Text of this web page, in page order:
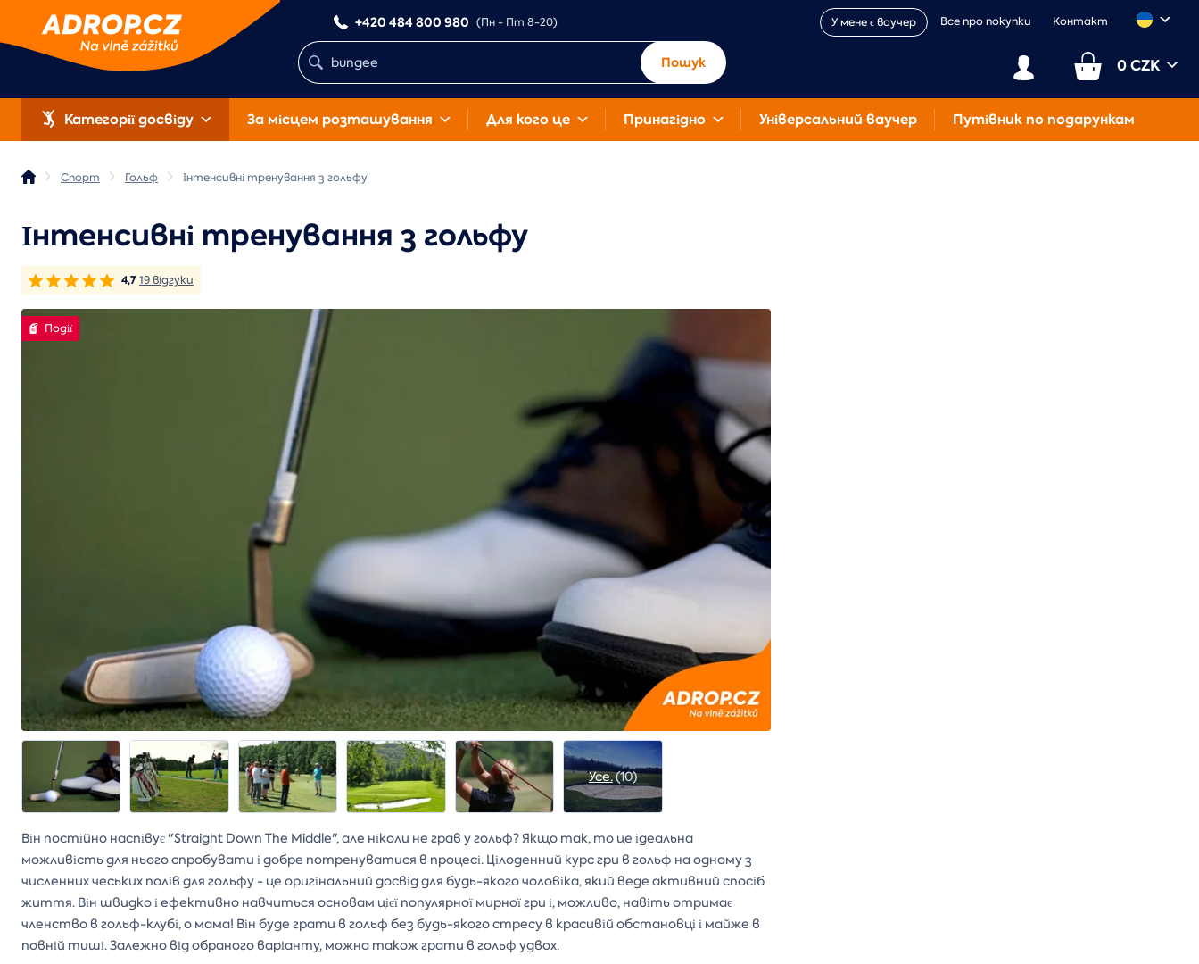
+420 484 800 980 (Пн - Пт 8-20) У мене є ваучер Все про покупки Контакт
Пошук 0 CZK
Категорії досвіду За місцем розташування Для кого це Принагідно Універсальний ваучер Путівник по подарункам
Спорт Гольф Інтенсивні тренування з гольфу
Інтенсивні тренування з гольфу
4,7 19 відгуки
Події
Усе.(10)
Він постійно наспівує "Straight Down The Middle", але ніколи не грав у гольф? Якщо так, то це ідеальна
можливість для нього спробувати і добре потренуватися в процесі. Цілоденний курс гри в гольф на одному з
численних чеських полів для гольфу - це оригінальний досвід для будь-якого чоловіка, який веде активний спосіб
життя. Він швидко і ефективно навчиться основам цієї популярної мирної гри і, можливо, навіть отримає
членство в гольф-клубі, о мама! Він буде грати в гольф без будь-якого стресу в красивій обстановці і майже в
повній тиші. Залежно від обраного варіанту, можна також грати в гольф удвох.